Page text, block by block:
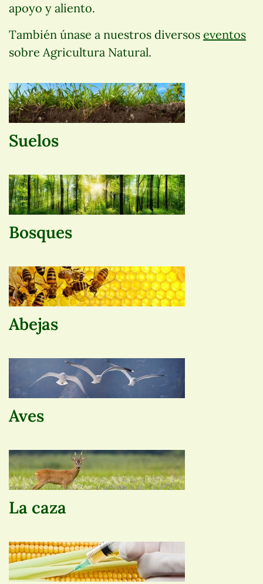
apoyo y aliento.
También únase a nuestros diversos eventos
sobre Agricultura Natural.
Suelos
Bosques
Abejas
Aves
La caza